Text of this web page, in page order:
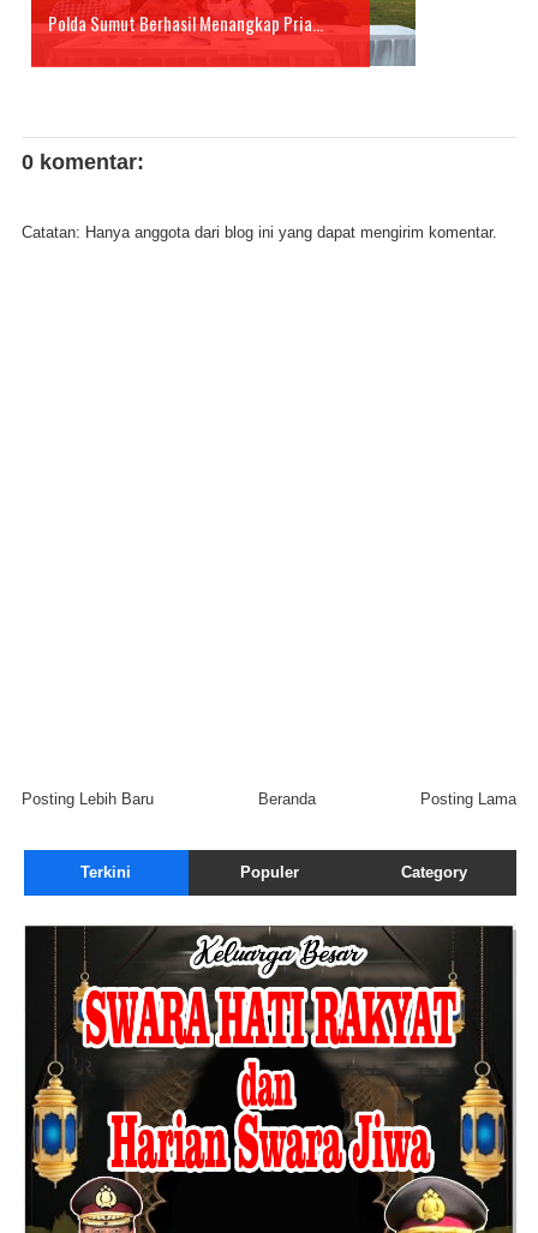
Polda Sumut Berhasil Menangkap Pria...
0 komentar:
Catatan: Hanya anggota dari blog ini yang dapat mengirim komentar.
Posting Lebih Baru Posting Lama
Beranda
Terkini Populer Category